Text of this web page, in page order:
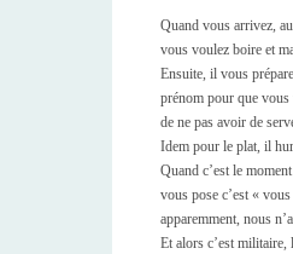
Quand vous arrivez,
vous voulez boire et
Ensuite, il vous
prénom pour que vous
de ne pas avoir de
Idem pour le plat, il
Quand c’est le
vous pose c’est «
apparemment, nous
Et alors c’est